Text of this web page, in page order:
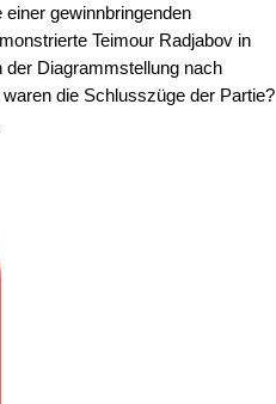
gewinnbringenden
Teimour Radjabov in
der Diagrammstellung nach
die Schlusszüge der Partie?